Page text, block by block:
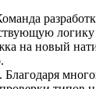
на новый
Благодаря